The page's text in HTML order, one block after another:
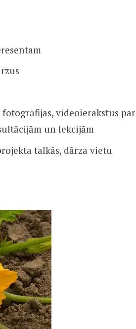
videoierakstus par
un lekcijām
talkās, dārza vietu